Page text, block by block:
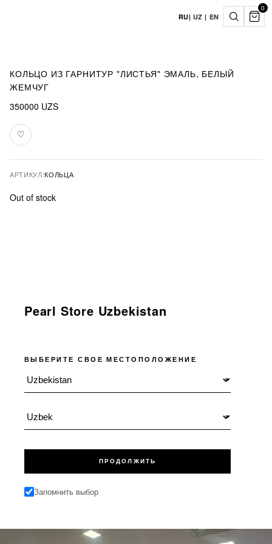
RU| UZ | EN
0
КОЛЬЦО ИЗ ГАРНИТУР "ЛИСТЬЯ" ЭМАЛЬ, БЕЛЫЙ
ЖЕМЧУГ
350000 UZS
♡
В
избранное
АРТИКУЛ:КОЛЬЦА
Out of stock
Pearl Store Uzbekistan
ВЫБЕРИТЕ СВОЕ МЕСТОПОЛОЖЕНИЕ
Местоположение
Язык
ПРОДОЛЖИТЬ
Запомнить выбор